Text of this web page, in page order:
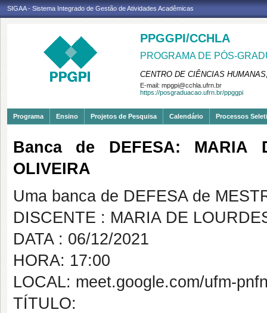
SIGAA - Sistema Integrado de Gestão de Atividades Acadêmicas
PPGGPI/CCHLA
PROGRAMA DE PÓS-
CENTRO DE CIÊNCIAS
E-mail: mpgpi@cchla.ufrn.br
https://posgraduacao.ufrn.br/ppggpi
Programa Ensino Projetos de Pesquisa Calendário Processos
Banca de DEFESA: MARIA
OLIVEIRA
Uma banca de DEFESA de
DISCENTE : MARIA DE
DATA : 06/12/2021
HORA: 17:00
LOCAL: meet.google.com/ufm-
TÍTULO: